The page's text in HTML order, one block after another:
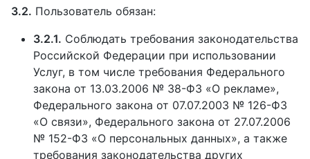
3.2. Пользователь обязан:
3.2.1. Соблюдать требования законодательства
Российской Федерации при использовании
Услуг, в том числе требования Федерального
закона от 13.03.2006 № 38-ФЗ «О рекламе»,
Федерального закона от 07.07.2003 № 126-ФЗ
«О связи», Федерального закона от 27.07.2006
№ 152-ФЗ «О персональных данных», а также
требования законодательства других